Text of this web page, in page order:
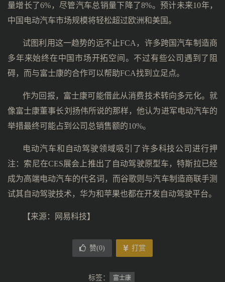
量增长了6%，尽管汽车总销量下降了8%。预计未来10年，
中国电动汽车市场规模将轻松超过欧洲和美国。
试图利用这一趋势的远不止FCA，许多跨国汽车制造商
多年来始终在中国市场开拓空间。不过有些公司遇到了阻
碍，而与富士康的合作可以帮助FCA找到立足点。
作为回报，富士康可能借此从消费技术转向多元化。就
像富士康董事长刘扬伟所说的那样，他认为进军电动汽车的
举措最终可能占到公司总销售额的10%。
电动汽车和自动驾驶领域吸引了许多科技公司进行押
注：索尼在CES展会上推出了自动驾驶原型车，特斯拉已经
成为高端电动汽车的代名词，而谷歌则与汽车制造商联手测
试其自动驾驶技术，华为和苹果也都在开发自动驾驶平台。
【来源： 网易科技】
赞(0) 打赏
标签： 富士康